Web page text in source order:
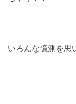
いろんな憶測を